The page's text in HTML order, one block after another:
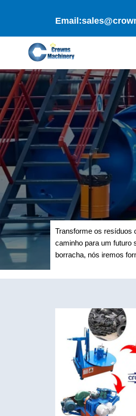
Transforme os resíduos
caminho para um futuro
borracha, nós iremos